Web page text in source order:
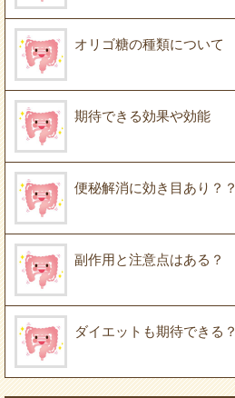
オリゴ糖の種類について
期待できる効果や効能
便秘解消に効き目あり？？
副作用と注意点はある？
ダイエットも期待できる？